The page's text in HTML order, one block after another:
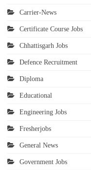
Carrier-News
Certificate Course Jobs
Chhattisgarh Jobs
Defence Recruitment
Diploma
Educational
Engineering Jobs
Fresherjobs
General News
Government Jobs